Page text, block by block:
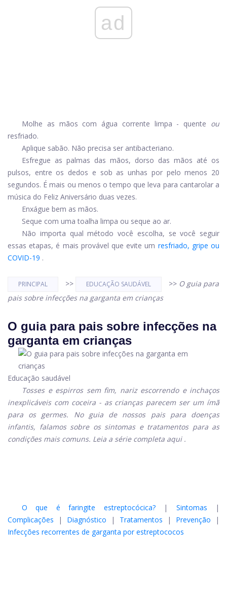
ad
Molhe as mãos com água corrente limpa - quente ou
resfriado.
Aplique sabão. Não precisa ser antibacteriano.
Esfregue as palmas das mãos, dorso das mãos até os
pulsos, entre os dedos e sob as unhas por pelo menos 20
segundos. É mais ou menos o tempo que leva para cantarolar a
música do Feliz Aniversário duas vezes.
Enxágue bem as mãos.
Seque com uma toalha limpa ou seque ao ar.
Não importa qual método você escolha, se você seguir
essas etapas, é mais provável que evite um resfriado, gripe ou
COVID-19 .
PRINCIPAL >> EDUCAÇÃO SAUDÁVEL >> O guia para
pais sobre infecções na garganta em crianças
O guia para pais sobre infecções na
garganta em crianças
Educação saudável
Tosses e espirros sem fim, nariz escorrendo e inchaços
inexplicáveis ​​com coceira - as crianças parecem ser um ímã
para os germes. No guia de nossos pais para doenças
infantis, falamos sobre os sintomas e tratamentos para as
condições mais comuns. Leia a série completa aqui .
O que é faringite estreptocócica?| Sintomas |
Complicações | Diagnóstico | Tratamentos | Prevenção |
Infecções recorrentes de garganta por estreptococos